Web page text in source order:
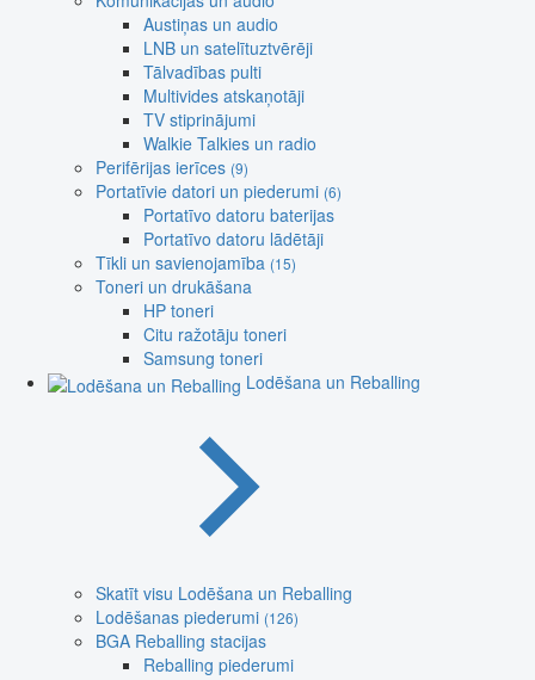
Austiņas un audio
LNB un satelītuztvērēji
Tālvadības pulti
Multivides atskaņotāji
TV stiprinājumi
Walkie Talkies un radio
Perifērijas ierīces (9)
Portatīvie datori un piederumi (6)
Portatīvo datoru baterijas
Portatīvo datoru lādētāji
Tīkli un savienojamība (15)
Toneri un drukāšana
HP toneri
Citu ražotāju toneri
Samsung toneri
Lodēšana un Reballing
Skatīt visu Lodēšana un Reballing
Lodēšanas piederumi (126)
BGA Reballing stacijas
Reballing piederumi